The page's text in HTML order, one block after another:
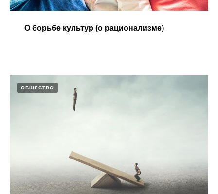
О борьбе культур (о рационализме)
ОБЩЕСТВО